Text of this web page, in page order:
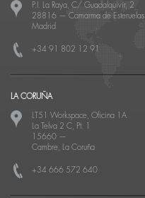
P.I. La Raya, C/ Guadalquivir, 2
28816 — Camarma de Esteruelas
Madrid
+34 91 802 12 91
LA CORUÑA
LT51 Workspace, Oficina 1A
La Telva 2 C, Pt. 1
15660 —
Cambre, La Coruña
+34 666 572 640